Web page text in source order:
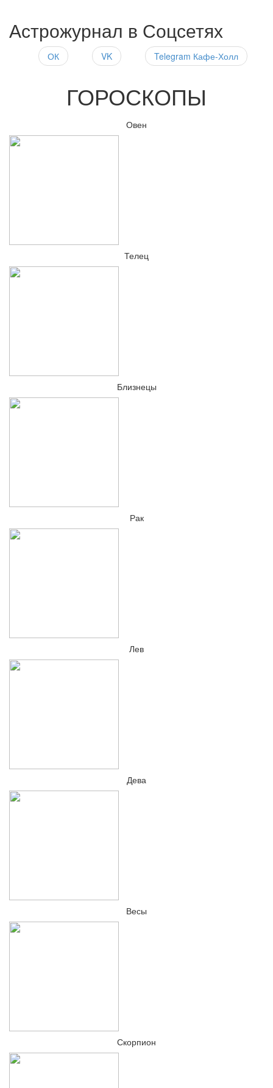
Астрожурнал в Соцсетях
ОК VK Telegram Кафе-Холл
ГОРОСКОПЫ
Овен
Телец
Близнецы
Рак
Лев
Дева
Весы
Скорпион